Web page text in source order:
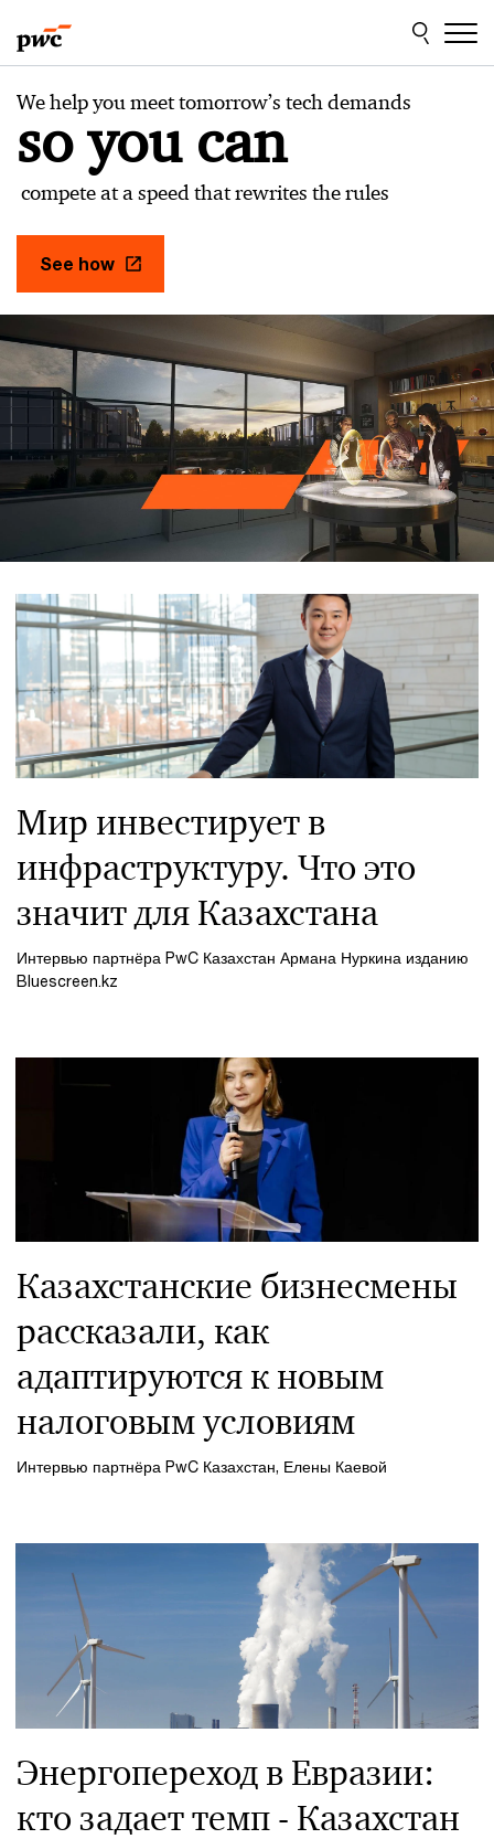
to
content
to
footer
Казахстане
We help you meet tomorrow’s tech demands
so you can
compete at a speed that rewrites the rules
See how
Мир инвестирует в
инфраструктуру. Что это
значит для Казахстана
Интервью партнёра PwC Казахстан Армана Нуркина изданию
Bluescreen.kz
Казахстанские бизнесмены
рассказали, как
адаптируются к новым
налоговым условиям
Интервью партнёра PwC Казахстан, Елены Каевой
Энергопереход в Евразии:
кто задает темп - Казахстан